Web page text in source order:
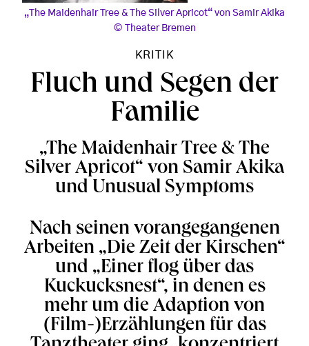
„The Maidenhair Tree & The Silver Apricot“ von Samir Akika
Theater Bremen
KRITIK
Fluch und Segen der
Familie
„The Maidenhair Tree & The
Silver Apricot“ von Samir Akika
und Unusual Symptoms
Nach seinen vorangegangenen
Arbeiten „Die Zeit der Kirschen“
und „Einer flog über das
Kuckucksnest“, in denen es
mehr um die Adaption von
(Film-)Erzählungen für das